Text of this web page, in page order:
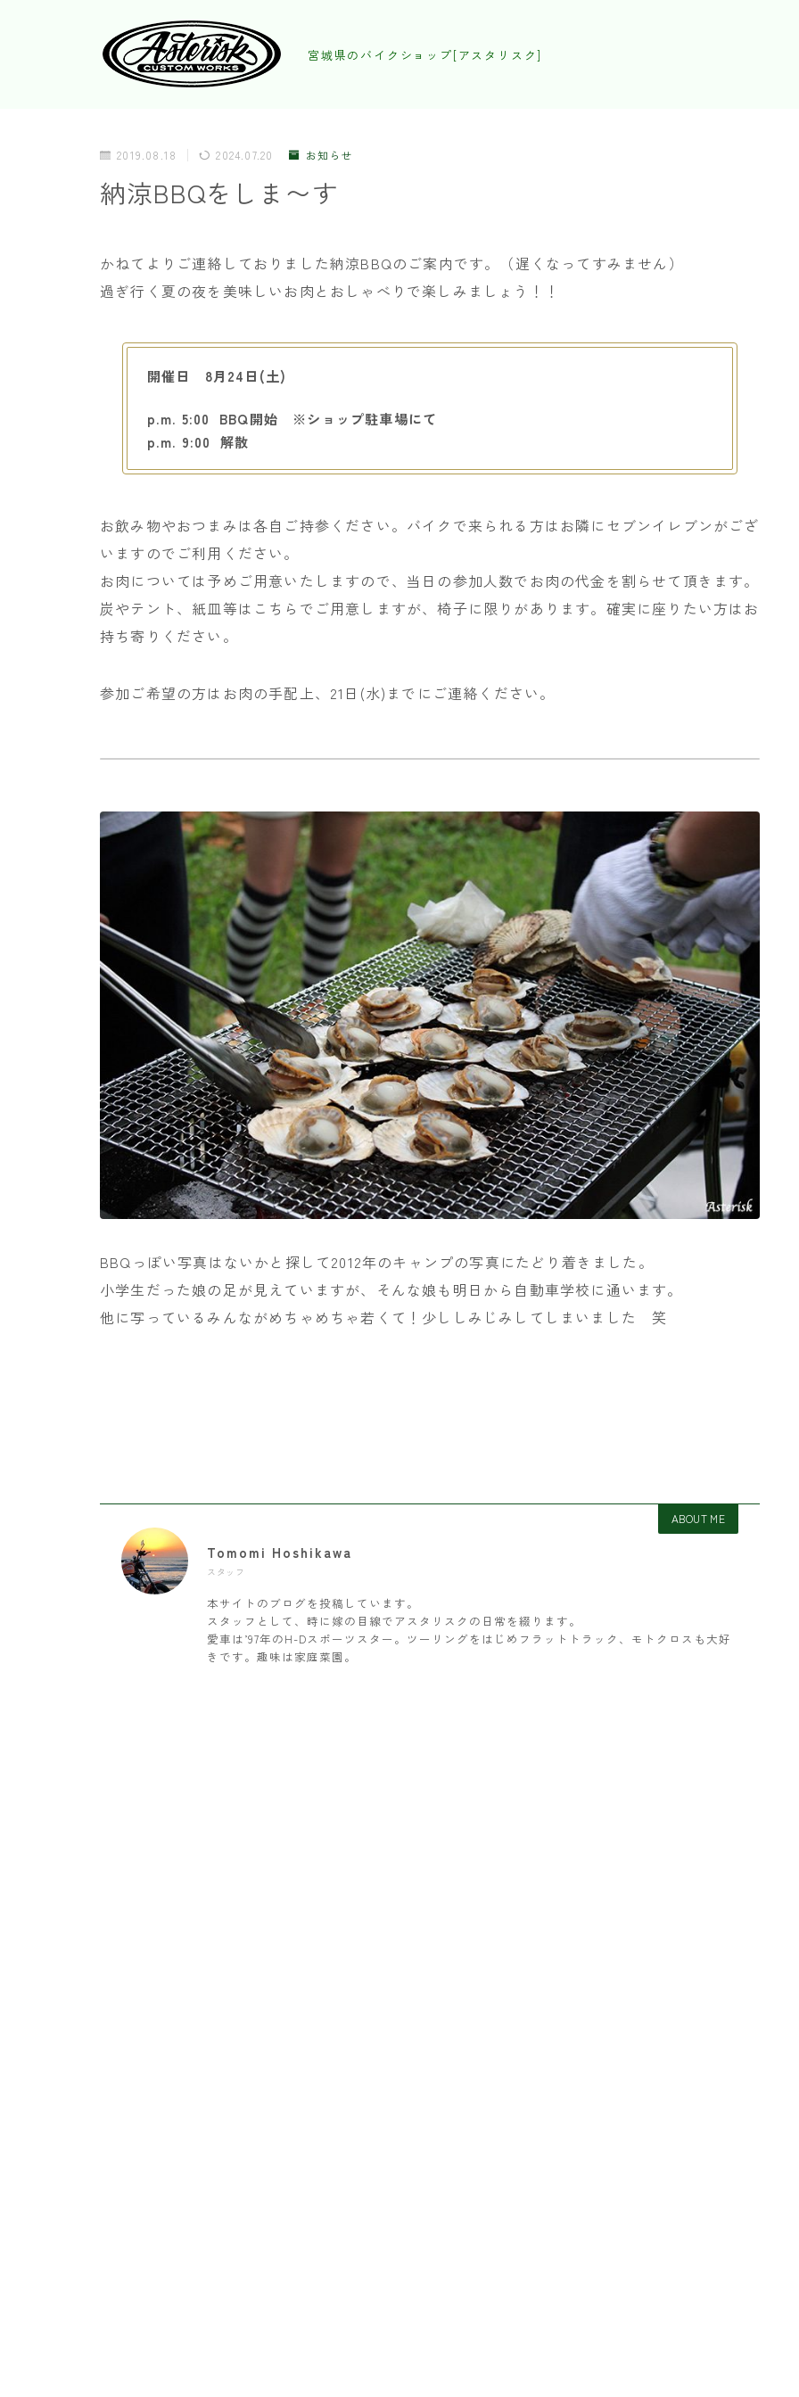
宮城県のバイクショップ[アスタリスク]
2019.08.18 2024.07.20 お知らせ
納涼BBQをしま〜す
かねてよりご連絡しておりました納涼BBQのご案内です。（遅くなってすみません）
過ぎ行く夏の夜を美味しいお肉とおしゃべりで楽しみましょう！！
開催日 8月24日(土)
p.m. 5:00 BBQ開始 ※ショップ駐車場にて
p.m. 9:00 解散
お飲み物やおつまみは各自ご持参ください。バイクで来られる方はお隣にセブンイレブンがござ
いますのでご利用ください。
お肉については予めご用意いたしますので、当日の参加人数でお肉の代金を割らせて頂きます。
炭やテント、紙皿等はこちらでご用意しますが、椅子に限りがあります。確実に座りたい方はお
持ち寄りください。
参加ご希望の方はお肉の手配上、21日(水)までにご連絡ください。
BBQっぽい写真はないかと探して2012年のキャンプの写真にたどり着きました。
小学生だった娘の足が見えていますが、そんな娘も明日から自動車学校に通います。
他に写っているみんながめちゃめちゃ若くて！少ししみじみしてしまいました 笑
ABOUT ME
Tomomi Hoshikawa
スタッフ
本サイトのブログを投稿しています。
スタッフとして、時に嫁の目線でアスタリスクの日常を綴ります。
愛車は’97年のH-Dスポーツスター。ツーリングをはじめフラットトラック、モトクロスも大好
きです。趣味は家庭菜園。